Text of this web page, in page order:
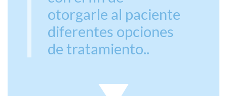
otorgarle al paciente
diferentes opciones
de tratamiento..